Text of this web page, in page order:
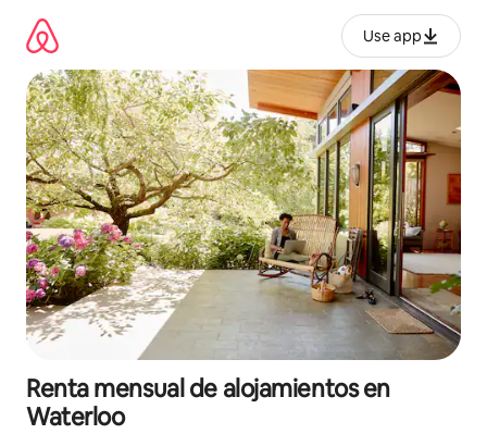
contenido
Use app
Renta mensual de alojamientos en
Waterloo